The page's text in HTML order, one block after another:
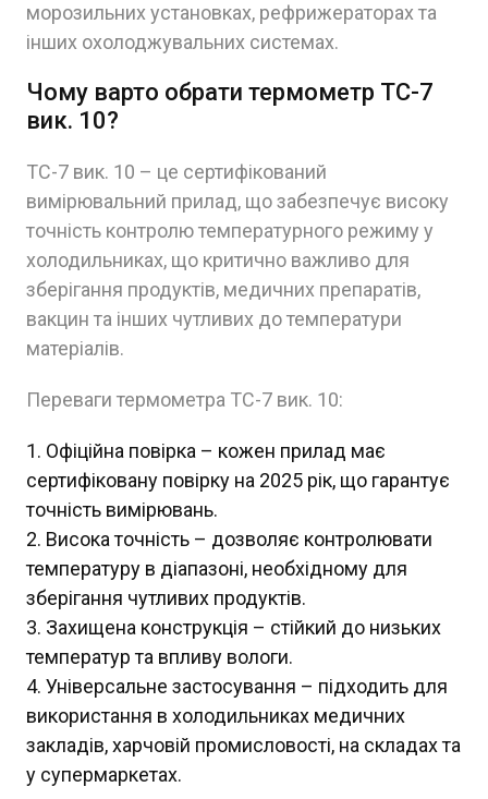
морозильних установках, рефрижераторах та
інших охолоджувальних системах.
Чому варто обрати термометр ТС-7
вик. 10?
ТС-7 вик. 10 – це сертифікований
вимірювальний прилад, що забезпечує високу
точність контролю температурного режиму у
холодильниках, що критично важливо для
зберігання продуктів, медичних препаратів,
вакцин та інших чутливих до температури
матеріалів.
Переваги термометра ТС-7 вик. 10:
Офіційна повірка – кожен прилад має
сертифіковану повірку на 2025 рік, що гарантує
точність вимірювань.
Висока точність – дозволяє контролювати
температуру в діапазоні, необхідному для
зберігання чутливих продуктів.
Захищена конструкція – стійкий до низьких
температур та впливу вологи.
Універсальне застосування – підходить для
використання в холодильниках медичних
закладів, харчовій промисловості, на складах та
у супермаркетах.